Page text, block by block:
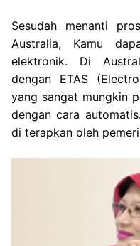
Sesudah menanti
Australia, Kamu
elektronik. Di
dengan ETAS
yang sangat mungkin
dengan cara
di terapkan oleh